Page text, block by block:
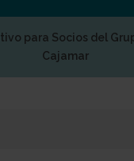
para Socios del
Cajamar